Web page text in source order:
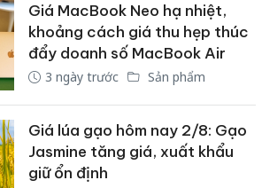
Giá MacBook Neo hạ nhiệt,
khoảng cách giá thu hẹp thúc
đẩy doanh số MacBook Air
3 ngày trước Sản phẩm
Giá lúa gạo hôm nay 2/8: Gạo
Jasmine tăng giá, xuất khẩu
giữ ổn định